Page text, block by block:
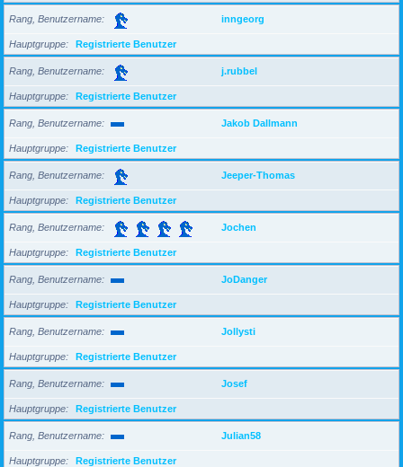
Rang, Benutzername inngeorg
Hauptgruppe Registrierte Benutzer
Rang, Benutzername j.rubbel
Hauptgruppe Registrierte Benutzer
Rang, Benutzername Jakob Dallmann
Hauptgruppe Registrierte Benutzer
Rang, Benutzername Jeeper-Thomas
Hauptgruppe Registrierte Benutzer
Rang, Benutzername Jochen
Hauptgruppe Registrierte Benutzer
Rang, Benutzername JoDanger
Hauptgruppe Registrierte Benutzer
Rang, Benutzername Jollysti
Hauptgruppe Registrierte Benutzer
Rang, Benutzername Josef
Hauptgruppe Registrierte Benutzer
Rang, Benutzername Julian58
Hauptgruppe Registrierte Benutzer